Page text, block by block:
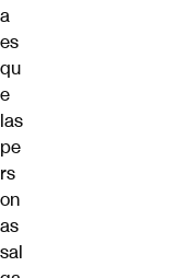
a
es
qu
e
las
pe
rs
on
as
sal